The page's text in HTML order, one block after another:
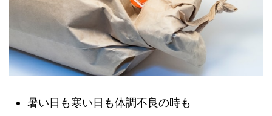
暑い日も寒い日も体調不良の時も